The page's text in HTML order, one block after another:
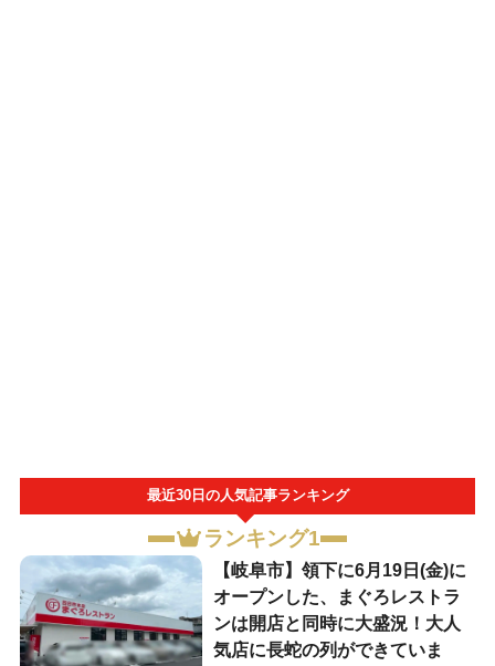
最近30日の人気記事ランキング
ランキング1
【岐阜市】領下に6月19日(金)に
オープンした、まぐろレストラ
ンは開店と同時に大盛況！大人
気店に長蛇の列ができていま